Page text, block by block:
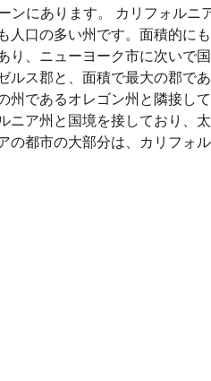
ンにあります。 カリフォル
口の多い州です。面積的に
、ニューヨーク市に次いで
ス郡と、面積で最大の郡で
州であるオレゴン州と隣接し
ア州と国境を接しており、
都市の大部分は、カリフォ